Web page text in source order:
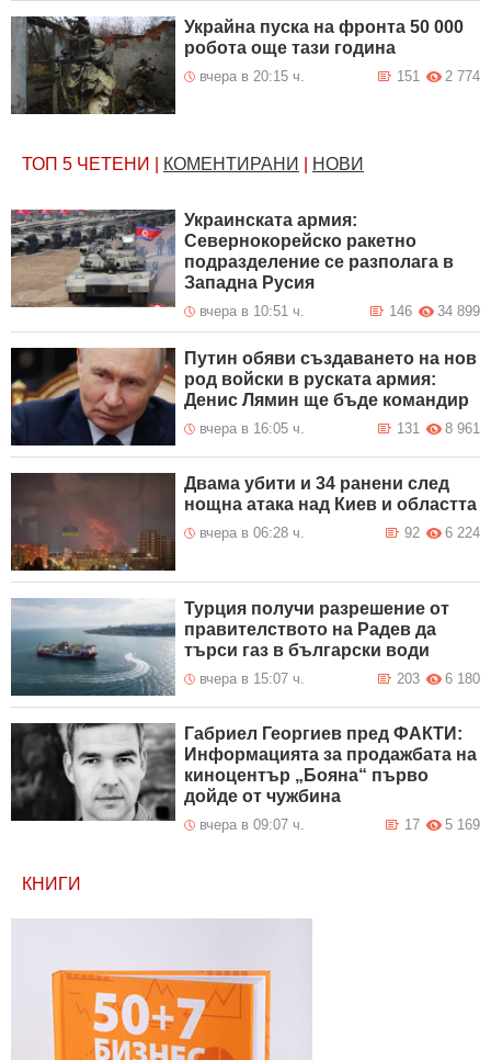
Украйна пуска на фронта 50 000
робота още тази година
вчера в 20:15 ч. 2 774
151
ТОП 5 ЧЕТЕНИ КОМЕНТИРАНИ НОВИ
Украинската армия:
Севернокорейско ракетно
подразделение се разполага в
Западна Русия
вчера в 10:51 ч. 34 899
146
Путин обяви създаването на нов
род войски в руската армия:
Денис Лямин ще бъде командир
вчера в 16:05 ч. 8 961
131
Двама убити и 34 ранени след
нощна атака над Киев и областта
вчера в 06:28 ч. 6 224
92
Турция получи разрешение от
правителството на Радев да
търси газ в български води
вчера в 15:07 ч. 6 180
203
Габриел Георгиев пред ФАКТИ:
Информацията за продажбата на
киноцентър „Бояна“ първо
дойде от чужбина
вчера в 09:07 ч. 5 169
17
КНИГИ